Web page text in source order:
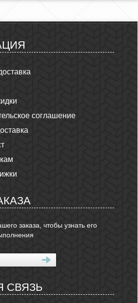
соглашение
заказа, чтобы узнать его
СВЯЗЬ